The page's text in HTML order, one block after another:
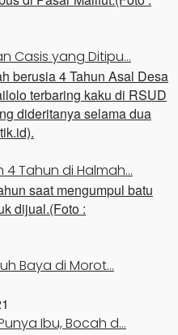
Casis yang Ditipu…
4 Tahun di Halmah…
Baya di Morot…
Ibu, Bocah d…